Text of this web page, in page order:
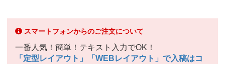
スマートフォンからのご注文について
一番人気！簡単！テキスト入力でOK！
「定型レイアウト」「WEBレイアウト」で入稿はコ